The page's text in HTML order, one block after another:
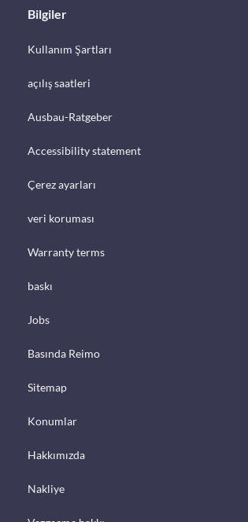
Bilgiler
Kullanım Şartları
açılış saatleri
Ausbau-Ratgeber
Accessibility statement
Çerez ayarları
veri koruması
Warranty terms
baskı
Jobs
Basında Reimo
Sitemap
Konumlar
Hakkımızda
Nakliye